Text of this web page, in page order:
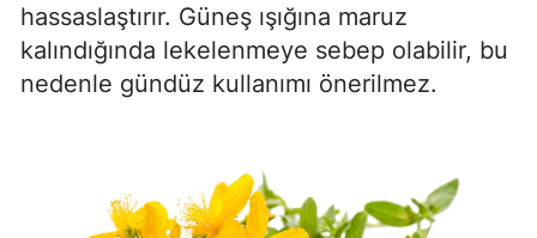
hassaslaştırır. Güneş ışığına maruz
kalındığında lekelenmeye sebep olabilir, bu
nedenle gündüz kullanımı önerilmez.